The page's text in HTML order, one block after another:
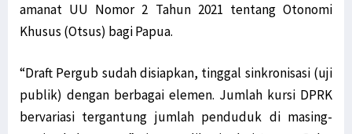
amanat UU Nomor 2 Tahun 2021 tentang Otonomi
Khusus (Otsus) bagi Papua.
“Draft Pergub sudah disiapkan, tinggal sinkronisasi (uji
publik) dengan berbagai elemen. Jumlah kursi DPRK
bervariasi tergantung jumlah penduduk di masing-